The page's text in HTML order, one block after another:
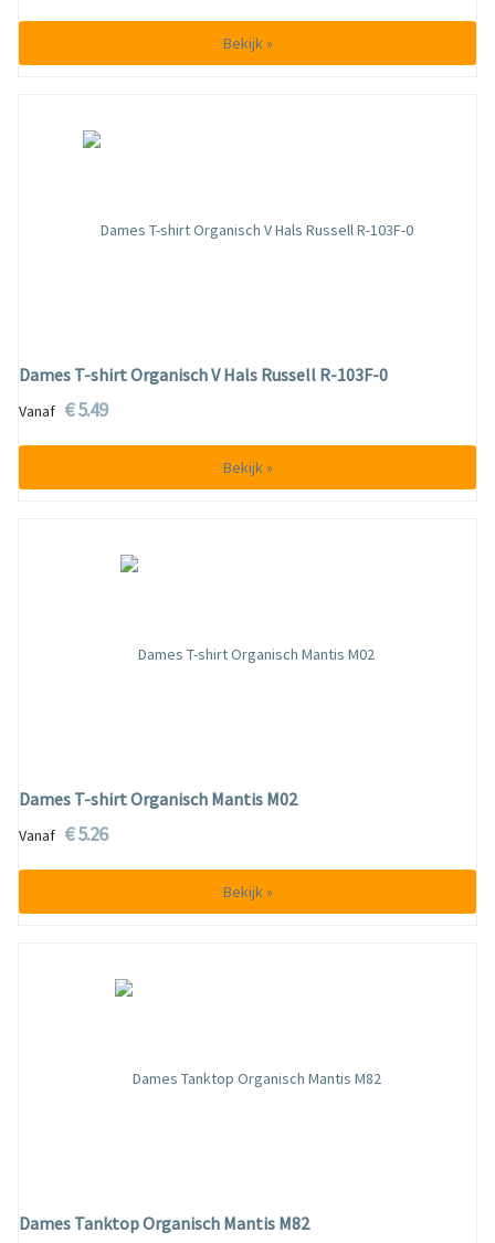
Bekijk »
Dames T-shirt Organisch V Hals Russell R-103F-0
Vanaf € 5.49
Bekijk »
Dames T-shirt Organisch Mantis M02
Vanaf € 5.26
Bekijk »
Dames Tanktop Organisch Mantis M82